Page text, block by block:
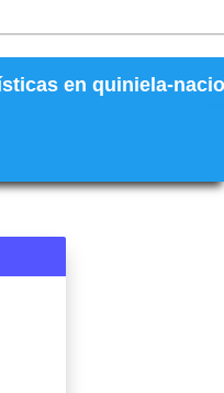
en quiniela-